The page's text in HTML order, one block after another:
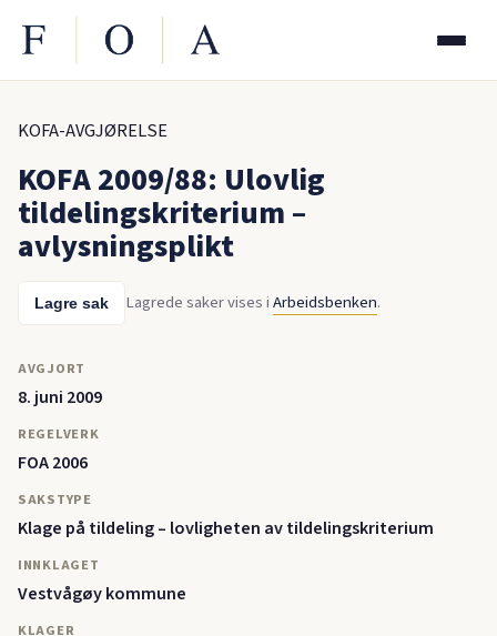
KOFA-AVGJØRELSE
KOFA 2009/88: Ulovlig
tildelingskriterium –
avlysningsplikt
Lagre sak Lagrede saker vises iArbeidsbenken.
AVGJORT
8. juni 2009
REGELVERK
FOA 2006
SAKSTYPE
Klage på tildeling – lovligheten av tildelingskriterium
INNKLAGET
Vestvågøy kommune
KLAGER